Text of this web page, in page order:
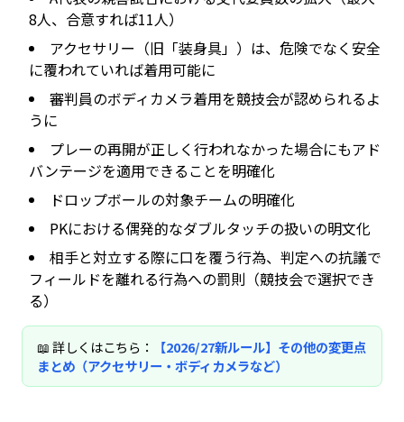
8人、合意すれば11人）
アクセサリー（旧「装身具」）は、危険でなく安全
に覆われていれば着用可能に
審判員のボディカメラ着用を競技会が認められるよ
うに
プレーの再開が正しく行われなかった場合にもアド
バンテージを適用できることを明確化
ドロップボールの対象チームの明確化
PKにおける偶発的なダブルタッチの扱いの明文化
相手と対立する際に口を覆う行為、判定への抗議で
フィールドを離れる行為への罰則（競技会で選択でき
る）
📖 詳しくはこちら：
【2026/27新ルール】その他の変更点
まとめ（アクセサリー・ボディカメラなど）